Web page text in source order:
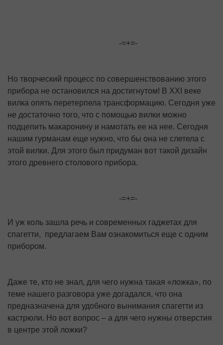
-=+=-
Но творческий процесс по совершенствованию этого
прибора не остановился на достигнутом! В ХХІ веке
вилка опять перетерпела трансформацию. Сегодня уже
не достаточно того, что с помощью вилки можно
подцепить макаронину и намотать ее на нее. Сегодня
нашим гурманам еще нужно, что бы она не слетела с
этой вилки. Для этого был придуман вот такой дизайн
этого древнего столового прибора.
-=+=-
И уж коль зашла речь и современных гаджетах для
спагетти, предлагаем Вам ознакомиться еще с одним
прибором.
Даже те, кто не знал, для чего нужна такая «ложка», по
теме нашего разговора уже догадался, что она
предназначена для удобного вынимания спагетти из
кастрюли. Но вот вопрос – а для чего нужны отверстия
в центре этой ложки?